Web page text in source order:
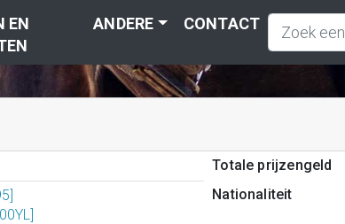
EN
ANDERE CONTACT
Totale prijzengeld
Nationaliteit